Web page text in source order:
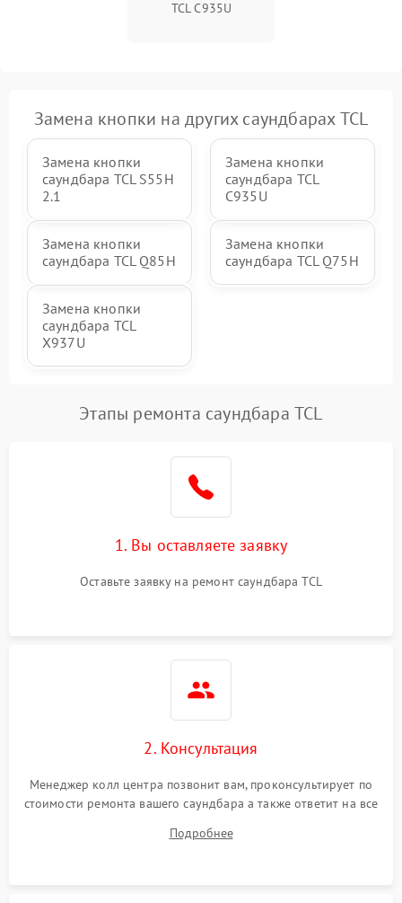
TCL C935U
Замена кнопки на других саундбарах TCL
Замена кнопки
саундбара TCL S55H
2.1
Замена кнопки
саундбара TCL
C935U
Замена кнопки
саундбара TCL Q85H
Замена кнопки
саундбара TCL Q75H
Замена кнопки
саундбара TCL
X937U
Этапы ремонта саундбара TCL
1. Вы оставляете заявку
Оставьте заявку на ремонт саундбара TCL
2. Консультация
Менеджер колл центра позвонит вам, проконсультирует по
стоимости ремонта вашего саундбара а также ответит на все
Подробнее